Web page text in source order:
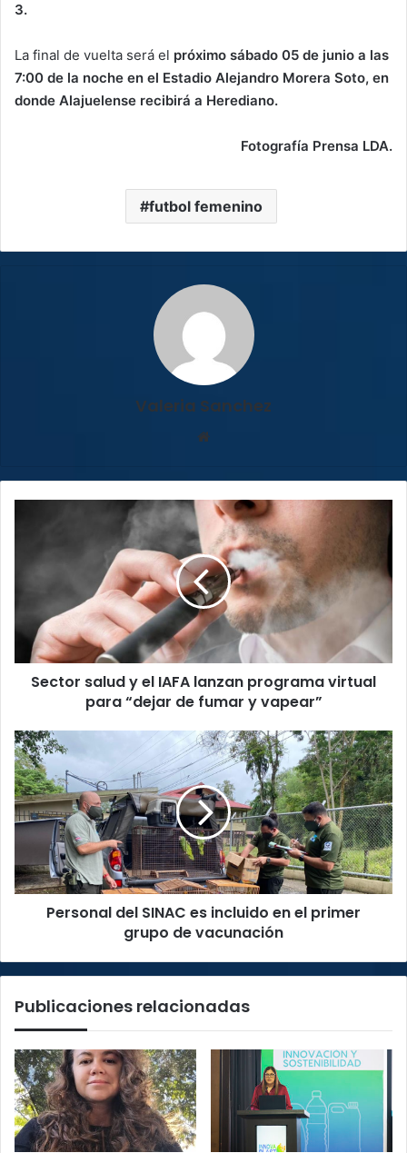
3.
La final de vuelta será el próximo sábado 05 de junio a las
7:00 de la noche en el Estadio Alejandro Morera Soto, en
donde Alajuelense recibirá a Herediano.
Fotografía Prensa LDA.
futbol femenino
Valeria Sanchez
programa
virtual
para
“dejar
y
vapear”
Sector salud y el IAFA lanzan programa virtual
para “dejar de fumar y vapear”
Personal
del
SINAC
es
incluido
primer
grupo
Personal del SINAC es incluido en el primer
grupo de vacunación
Publicaciones relacionadas